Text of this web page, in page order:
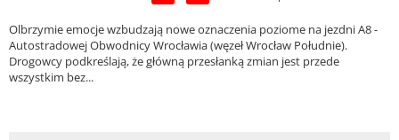
Olbrzymie emocje wzbudzają nowe oznaczenia poziome na jezdni A8 -
Autostradowej Obwodnicy Wrocławia (węzeł Wrocław Południe).
Drogowcy podkreślają, że główną przesłanką zmian jest przede
wszystkim bez...